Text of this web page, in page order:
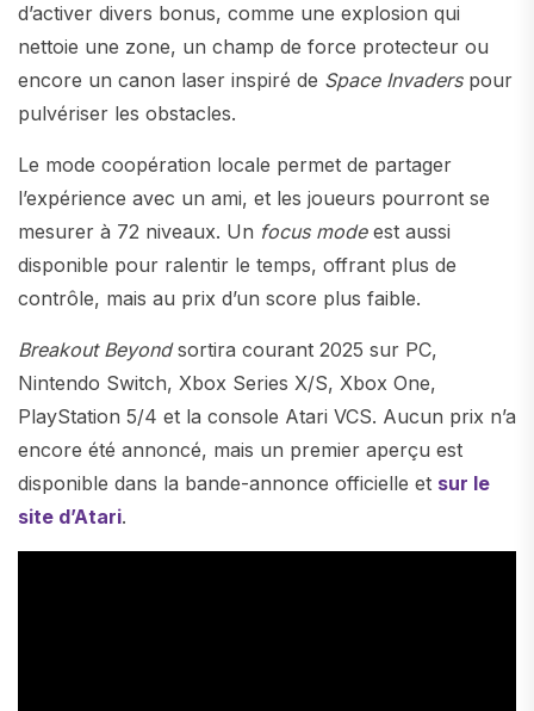
d’activer divers bonus, comme une explosion qui
nettoie une zone, un champ de force protecteur ou
encore un canon laser inspiré de Space Invaderspour
pulvériser les obstacles.
Le mode coopération locale permet de partager
l’expérience avec un ami, et les joueurs pourront se
mesurer à 72 niveaux. Un focus modeest aussi
disponible pour ralentir le temps, offrant plus de
contrôle, mais au prix d’un score plus faible.
Breakout Beyondsortira courant 2025 sur PC,
Nintendo Switch, Xbox Series X/S, Xbox One,
PlayStation 5/4 et la console Atari VCS. Aucun prix n’a
encore été annoncé, mais un premier aperçu est
disponible dans la bande-annonce officielle et sur le
site d’Atari.